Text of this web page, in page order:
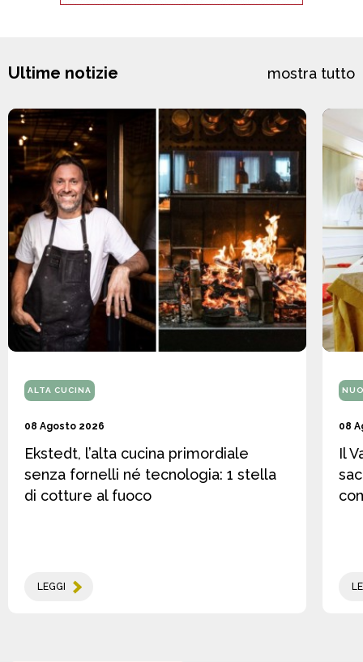
Ultime notizie mostra tutto
ALTA CUCINA
08 Agosto 2026
Ekstedt, l’alta cucina primordiale
senza fornelli né tecnologia: 1 stella
di cotture al fuoco
LEGGI
08
Il